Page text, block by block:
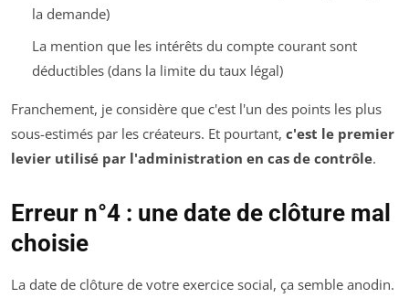
la demande)
La mention que les intérêts du compte courant sont
déductibles (dans la limite du taux légal)
Franchement, je considère que c'est l'un des points les plus
sous-estimés par les créateurs. Et pourtant, c'est le premier
levier utilisé par l'administration en cas de contrôle.
Erreur n°4 : une date de clôture mal
choisie
La date de clôture de votre exercice social, ça semble anodin.